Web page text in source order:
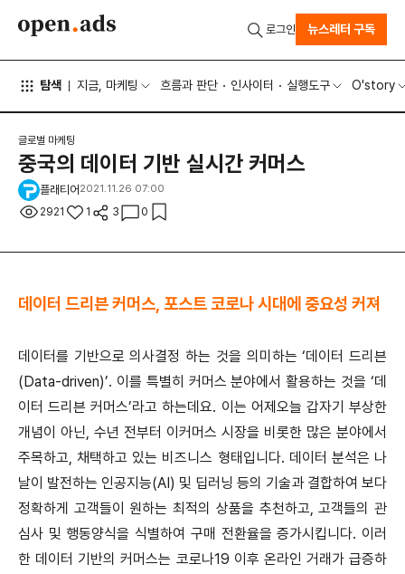
탐색 지금, 마케팅 흐름과 판단 인사이터 실행도구 O'story
로그인 뉴스레터 구독
글로벌 마케팅
중국의 데이터 기반 실시간 커머스
플래티어 2021.11.26 07:00
2921 1 3 0
데이터 드리븐 커머스, 포스트 코로나 시대에 중요성 커져
데이터를 기반으로 의사결정 하는 것을 의미하는 ‘데이터 드리븐
(Data-driven)’. 이를 특별히 커머스 분야에서 활용하는 것을 ‘데
이터 드리븐 커머스’라고 하는데요. 이는 어제오늘 갑자기 부상한
개념이 아닌, 수년 전부터 이커머스 시장을 비롯한 많은 분야에서
주목하고, 채택하고 있는 비즈니스 형태입니다. 데이터 분석은 나
날이 발전하는 인공지능(AI) 및 딥러닝 등의 기술과 결합하여 보다
정확하게 고객들이 원하는 최적의 상품을 추천하고, 고객들의 관
심사 및 행동양식을 식별하여 구매 전환율을 증가시킵니다. 이러
한 데이터 기반의 커머스는 코로나19 이후 온라인 거래가 급증하